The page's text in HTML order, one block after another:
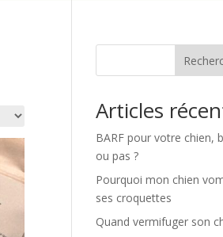
Articles
BARF pour votre chien,
ou pas ?
Pourquoi mon chien
ses croquettes
Quand vermifuger son